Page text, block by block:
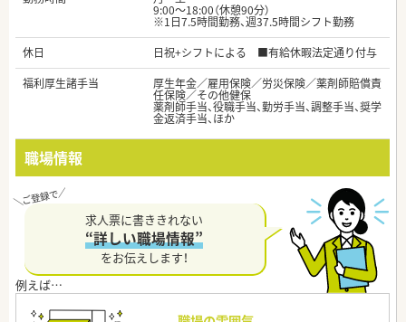
9:00～18:00（休憩90分）
※1日7.5時間勤務、週37.5時間シフト勤務
休日
日祝+シフトによる ■有給休暇法定通り付与
福利厚生諸手当
厚生年金／雇用保険／労災保険／薬剤師賠償責
任保険／その他健保
薬剤師手当、役職手当、勤労手当、調整手当、奨学
金返済手当、ほか
職場情報
求人票に書ききれない
“詳しい職場情報”
をお伝えします！